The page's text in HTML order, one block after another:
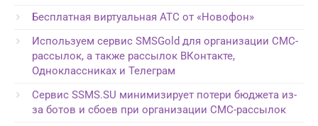
Бесплатная виртуальная АТС от «Новофон»
Используем сервис SMSGold для организации СМС-
рассылок, а также рассылок ВКонтакте,
Одноклассниках и Телеграм
Сервис SSMS.SU минимизирует потери бюджета из-
за ботов и сбоев при организации СМС-рассылок